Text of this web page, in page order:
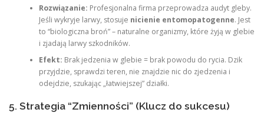
Rozwiązanie: Profesjonalna firma przeprowadza audyt gleby.
Jeśli wykryje larwy, stosuje nicienie entomopatogenne. Jest
to “biologiczna broń” – naturalne organizmy, które żyją w glebie
i zjadają larwy szkodników.
Efekt: Brak jedzenia w glebie = brak powodu do rycia. Dzik
przyjdzie, sprawdzi teren, nie znajdzie nic do zjedzenia i
odejdzie, szukając „łatwiejszej” działki.
5. Strategia “Zmienności” (Klucz do sukcesu)